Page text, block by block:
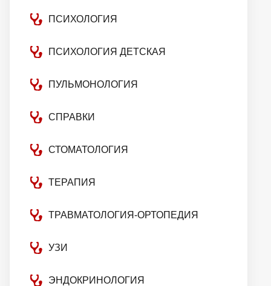
ПСИХОЛОГИЯ
ПСИХОЛОГИЯ ДЕТСКАЯ
ПУЛЬМОНОЛОГИЯ
СПРАВКИ
СТОМАТОЛОГИЯ
ТЕРАПИЯ
ТРАВМАТОЛОГИЯ-ОРТОПЕДИЯ
УЗИ
ЭНДОКРИНОЛОГИЯ